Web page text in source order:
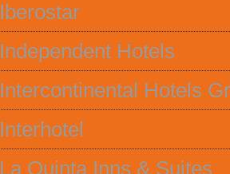
Iberostar
Independent Hotels
Intercontinental Hotels
Interhotel
La Quinta Inns & Suites